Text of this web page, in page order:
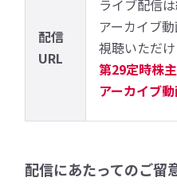
配信
URL
ライブ配信
アーカイブ
視聴いただけ
第29定時株
アーカイブ
配信にあたってのご留